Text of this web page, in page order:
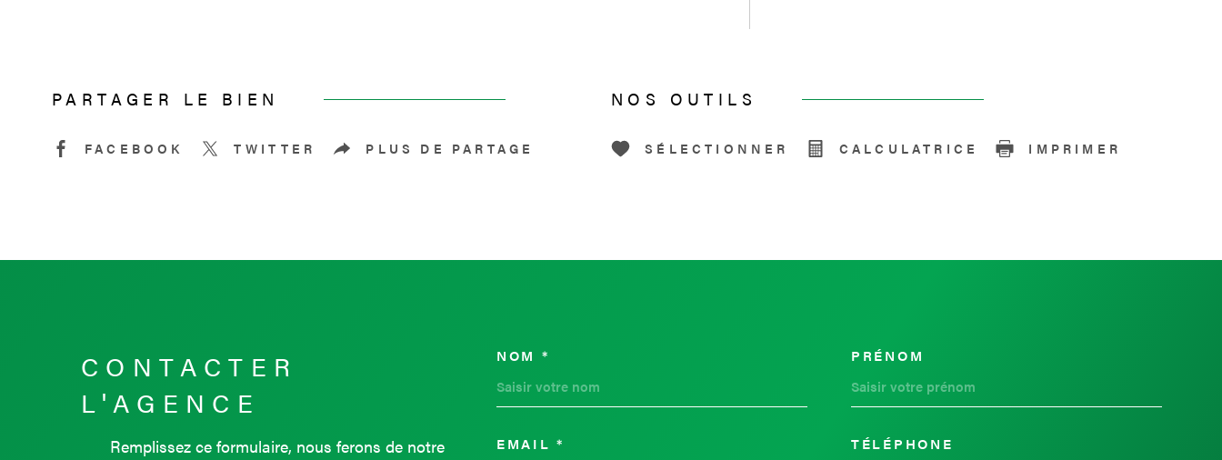
PARTAGER LE BIEN
FACEBOOK TWITTER PLUS DE PARTAGE
NOS OUTILS
SÉLECTIONNER CALCULATRICE IMPRIMER
CONTACTER
L'AGENCE
Remplissez ce formulaire, nous ferons de notre
TRAD_MELTEM_VOSCOORDONNEES
NOM * PRÉNOM
EMAIL * TÉLÉPHONE